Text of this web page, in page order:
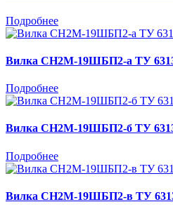
Подробнее
Вилка СН2М-19ШБП2-а ТУ 6313-
Подробнее
Вилка СН2М-19ШБП2-б ТУ 6313-
Подробнее
Вилка СН2М-19ШБП2-в ТУ